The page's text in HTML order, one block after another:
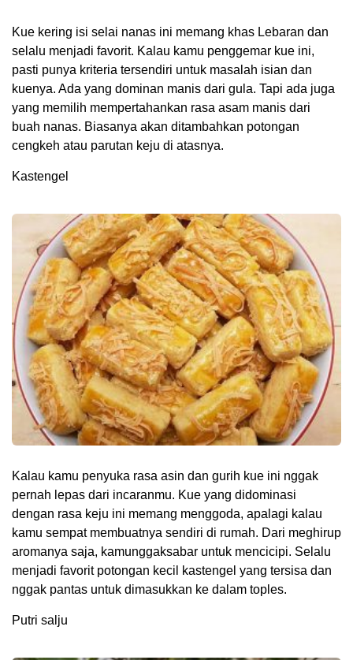
Kue kering isi selai nanas ini memang khas Lebaran dan
selalu menjadi favorit. Kalau kamu penggemar kue ini,
pasti punya kriteria tersendiri untuk masalah isian dan
kuenya. Ada yang dominan manis dari gula. Tapi ada juga
yang memilih mempertahankan rasa asam manis dari
buah nanas. Biasanya akan ditambahkan potongan
cengkeh atau parutan keju di atasnya.
Kastengel
Kalau kamu penyuka rasa asin dan gurih kue ini nggak
pernah lepas dari incaranmu. Kue yang didominasi
dengan rasa keju ini memang menggoda, apalagi kalau
kamu sempat membuatnya sendiri di rumah. Dari meghirup
aromanya saja, kamunggaksabar untuk mencicipi. Selalu
menjadi favorit potongan kecil kastengel yang tersisa dan
nggak pantas untuk dimasukkan ke dalam toples.
Putri salju